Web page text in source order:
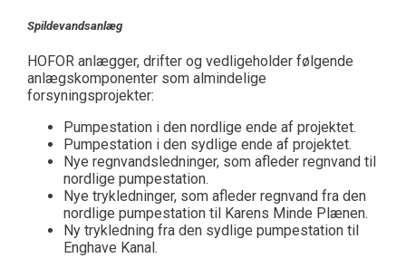
Spildevandsanlæg
HOFOR anlægger, drifter og vedligeholder følgende
anlægskomponenter som almindelige
forsyningsprojekter:
Pumpestation i den nordlige ende af projektet.
Pumpestation i den sydlige ende af projektet.
Nye regnvandsledninger, som afleder regnvand til
nordlige pumpestation.
Nye trykledninger, som afleder regnvand fra den
nordlige pumpestation til Karens Minde Plænen.
Ny trykledning fra den sydlige pumpestation til
Enghave Kanal.